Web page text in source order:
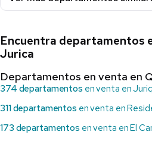
Encuentra departamentos
Jurica
Departamentos en venta en
374 departamentos en venta en
311 departamentos en venta en
173 departamentos en venta en El